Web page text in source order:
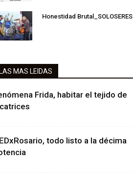
Honestidad Brutal_SOLOSERES
MAS LEIDAS
Frida, habitar el tejido de
todo listo a la décima